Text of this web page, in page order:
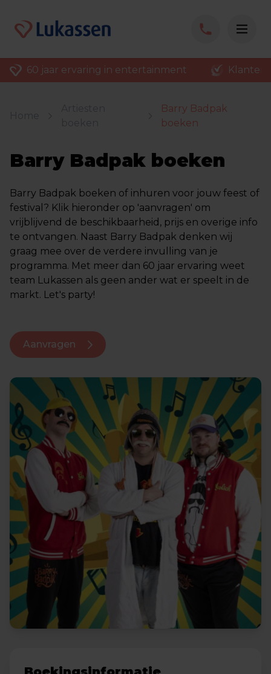
60 jaar ervaring in entertainment
Barry Badpak
boeken
Barry Badpak boeken
Barry Badpak boeken of inhuren voor jouw feest of
festival? Klik hieronder op 'aanvragen' om
vrijblijvend de beschikbaarheid, prijs en overige info
te ontvangen. Naast Barry Badpak denken wij
graag mee over de verdere invulling van je
programma. Met meer dan 60 jaar ervaring weet
team Lukassen als geen ander wat er speelt in de
markt. Let's party!
Aanvragen